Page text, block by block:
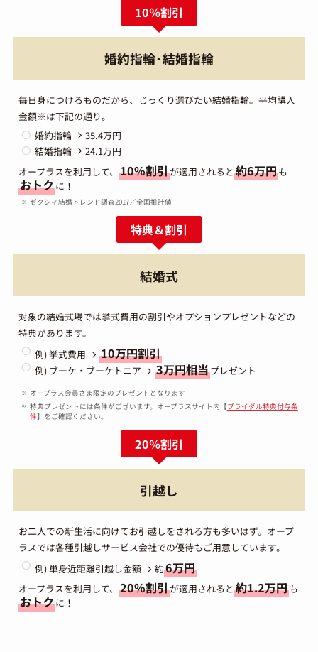
10％割引
婚約指輪･結婚指輪
毎日身につけるものだから、じっくり選びたい結婚指輪。平均購入
金額※は下記の通り。
婚約指輪
35.4万円
結婚指輪
24.1万円
オープラスを利用して、 10%割引が適用されると 約6万円も
おトクに！
ゼクシィ結婚トレンド調査2017／全国推計値
特典＆割引
結婚式
対象の結婚式場では挙式費用の割引やオプションプレゼントなどの
特典があります。
例) 挙式費用
10万円割引
例) ブーケ・ブーケトニア 3万円相当プレゼント
オープラス会員さま限定のプレゼントとなります
特典プレゼントには条件がございます。オープラスサイト内【ブライダル特典付与条
件】をご確認ください。
20％割引
引越し
お二人での新生活に向けてお引越しをされる方も多いはず。オープ
ラスでは各種引越しサービス会社での優待もご用意しています。
例) 単身近距離引越し金額
約6万円
オープラスを利用して、 20%割引が適用されると 約1.2万円も
おトクに！